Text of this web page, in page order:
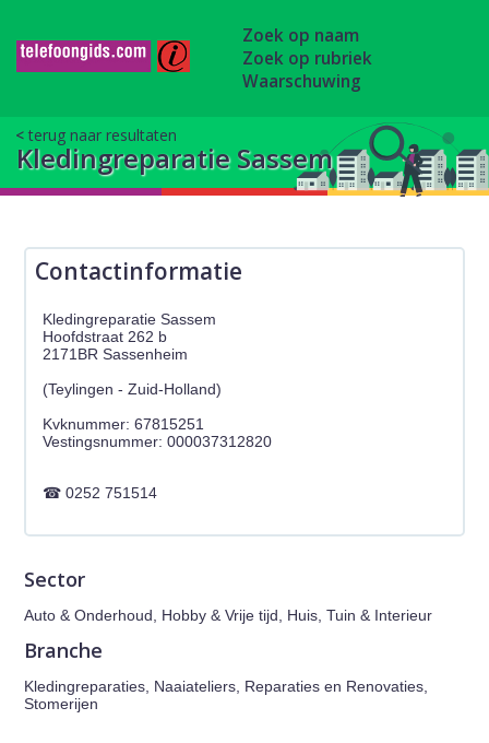
Zoek op naam
Zoek op rubriek
Waarschuwing
terug naar resultaten
Kledingreparatie Sassem
Contactinformatie
Kledingreparatie Sassem
Hoofdstraat 262 b
2171BR Sassenheim
(Teylingen - Zuid-Holland)
Kvknummer: 67815251
0252 751514
Sector
Auto & Onderhoud, Hobby & Vrije tijd, Huis, Tuin & Interieur
Branche
Kledingreparaties, Naaiateliers, Reparaties en Renovaties,
Stomerijen